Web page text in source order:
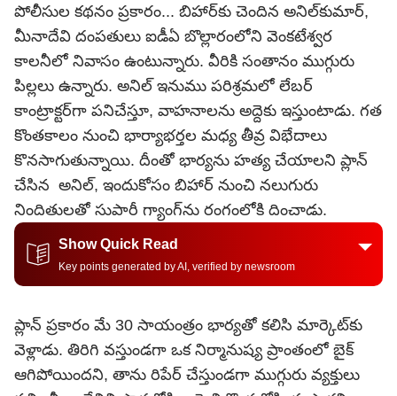
పోలీసుల కథనం ప్రకారం... బిహార్‌కు చెందిన అనిల్‌కుమార్,
మీనాదేవి దంపతులు ఐడీఏ బొల్లారంలోని వెంకటేశ్వర
కాలనీలో నివాసం ఉంటున్నారు. వీరికి సంతానం ముగ్గురు
పిల్లలు ఉన్నారు. అనిల్ ఇనుము పరిశ్రమలో లేబర్
కాంట్రాక్టర్‌గా పనిచేస్తూ, వాహనాలను అద్దెకు ఇస్తుంటాడు. గత
కొంతకాలం నుంచి భార్యాభర్తల మధ్య తీవ్ర విభేదాలు
కొనసాగుతున్నాయి. దీంతో భార్యను హత్య చేయాలని ప్లాన్
చేసిన అనిల్, ఇందుకోసం బిహార్ నుంచి నలుగురు
నిందితులతో సుపారీ గ్యాంగ్‌ను రంగంలోకి దించాడు.
Show Quick Read
Key points generated by AI, verified by newsroom
ప్లాన్ ప్రకారం మే 30 సాయంత్రం భార్యతో కలిసి మార్కెట్‌కు
వెళ్లాడు. తిరిగి వస్తుండగా ఒక నిర్మానుష్య ప్రాంతంలో బైక్
ఆగిపోయిందని, తాను రిపేర్ చేస్తుండగా ముగ్గురు వ్యక్తులు